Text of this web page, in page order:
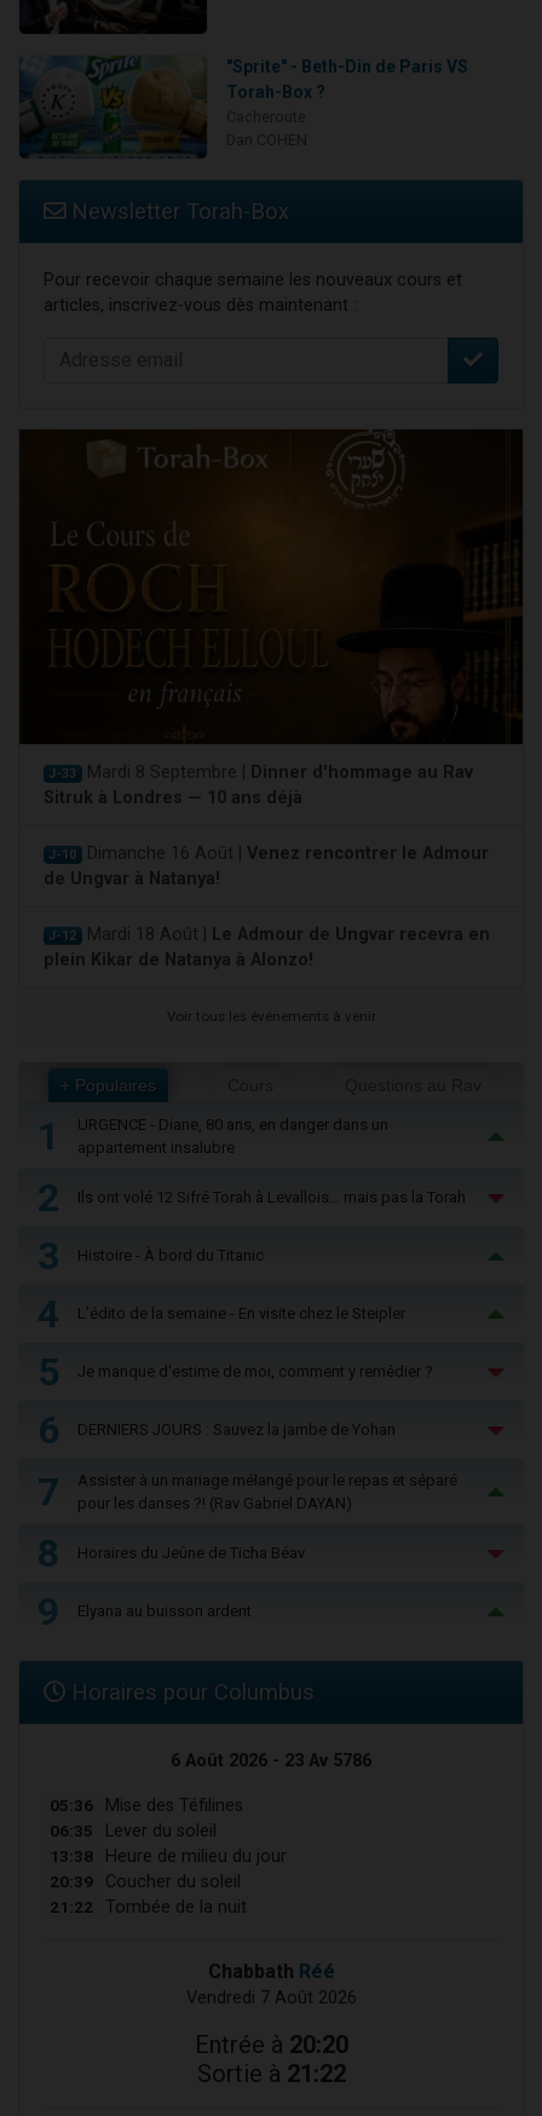
"Sprite" - Beth-Din de Paris VS
Torah-Box ?
Newsletter Torah-Box
Pour recevoir chaque semaine les nouveaux cours et
articles, inscrivez-vous dès maintenant :
J-33 Mardi 8 Septembre |
Dinner d'hommage au Rav
Sitruk à Londres — 10 ans déjà
J-10 Dimanche 16 Août | Venez rencontrer le Admour
de Ungvar à Natanya!
J-12 Mardi 18 Août |
Le Admour de Ungvar recevra en
plein Kikar de Natanya à Alonzo!
Voir tous les événements à venir
+ Populaires
1
URGENCE - Diane, 80 ans, en danger dans un
appartement insalubre
2 Ils ont volé 12 Sifré Torah à Levallois… mais pas la Torah
3 Histoire - À bord du Titanic
4 L'édito de la semaine - En visite chez le Steipler
5 Je manque d'estime de moi, comment y remédier ?
6 DERNIERS JOURS : Sauvez la jambe de Yohan
7
Assister à un mariage mélangé pour le repas et séparé
pour les danses ?! (Rav Gabriel DAYAN)
8 Horaires du Jeûne de Ticha Béav
9 Elyana au buisson ardent
Horaires pour Columbus
6 Août 2026 - 23 Av 5786
05:36 Mise des Téfilines
06:35 Lever du soleil
13:38 Heure de milieu du jour
20:39 Coucher du soleil
21:22 Tombée de la nuit
Chabbath Réé
Vendredi 7 Août 2026
Entrée à 20:20
Sortie à 21:22